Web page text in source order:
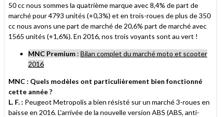
50 cc nous sommes la quatrième marque avec 8,4% de part de
marché pour 4793 unités (+0,3%) et en trois-roues de plus de 350
cc nous avons une part de marché de 20,6% part de marché avec
1565 unités (+1,6%). En 2016, nos trois voyants sont au vert !
MNC Premium : Bilan complet du marché moto et scooter
2016
MNC : Quels modèles ont particulièrement bien fonctionné
cette année ?
L. F. : Peugeot Metropolis a bien résisté sur un marché 3-roues en
baisse en 2016. L'arrivée de la nouvelle version ABS (ABS, anti-